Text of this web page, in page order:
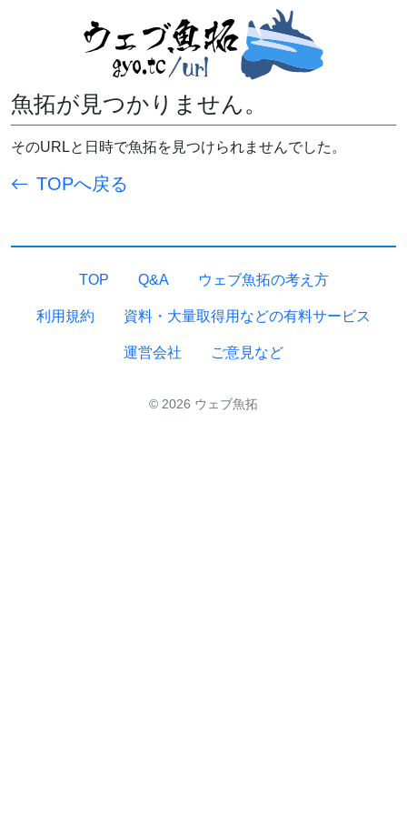
魚拓が見つかりません。
そのURLと日時で魚拓を見つけられませんでした。
TOPへ戻る
TOP Q&A ウェブ魚拓の考え方
利用規約 資料・大量取得用などの有料サービス
運営会社 ご意見など
© 2026 ウェブ魚拓